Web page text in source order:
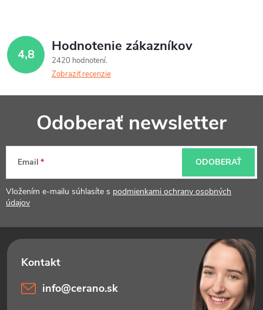
4,8 Hodnotenie zákazníkov
2420 hodnotení
Zobraziť recenzie
p
ä
i
e
Odoberať newsletter
Email
Vložením e-mailu súhlasíte s podmienkami ochrany osobných
údajov
ODOBERAŤ
info@cerano.sk